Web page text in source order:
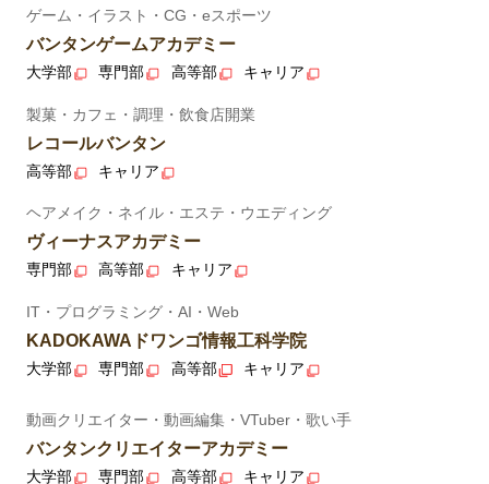
ゲーム・イラスト・CG・eスポーツ
バンタンゲームアカデミー
大学部 専門部 高等部 キャリア
製菓・カフェ・調理・飲食店開業
レコールバンタン
高等部 キャリア
ヘアメイク・ネイル・エステ・ウエディング
ヴィーナスアカデミー
専門部 高等部 キャリア
IT・プログラミング・AI・Web
KADOKAWAドワンゴ情報工科学院
大学部 専門部 高等部 キャリア
動画クリエイター・動画編集・VTuber・歌い手
バンタンクリエイターアカデミー
大学部 専門部 高等部 キャリア